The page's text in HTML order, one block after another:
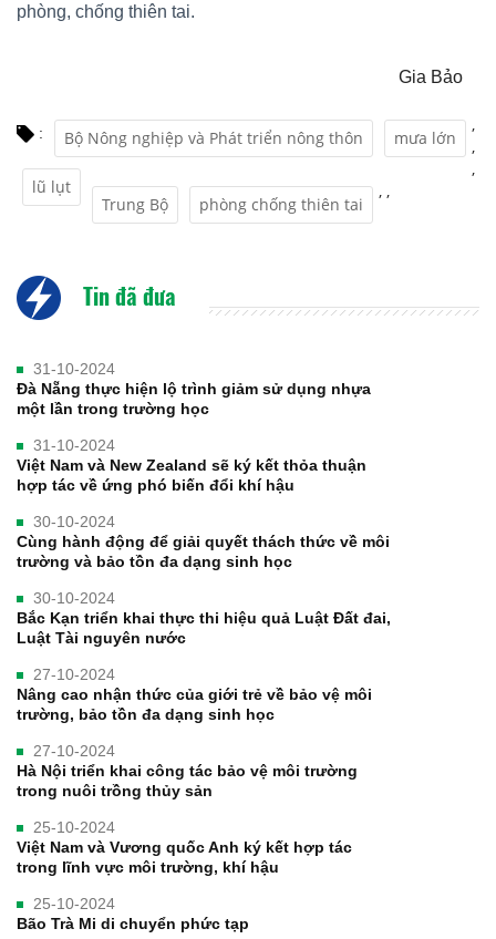
phòng, chống thiên tai.
Gia Bảo
: Bộ Nông nghiệp và Phát triển nông thôn
,
mưa lớn
,
lũ lụt
,
Trung Bộ
,
phòng chống thiên tai
,
Tin đã đưa
31-10-2024
Đà Nẵng thực hiện lộ trình giảm sử dụng nhựa
một lần trong trường học
31-10-2024
Việt Nam và New Zealand sẽ ký kết thỏa thuận
hợp tác về ứng phó biến đổi khí hậu
30-10-2024
Cùng hành động để giải quyết thách thức về môi
trường và bảo tồn đa dạng sinh học
30-10-2024
Bắc Kạn triển khai thực thi hiệu quả Luật Đất đai,
Luật Tài nguyên nước
27-10-2024
Nâng cao nhận thức của giới trẻ về bảo vệ môi
trường, bảo tồn đa dạng sinh học
27-10-2024
Hà Nội triển khai công tác bảo vệ môi trường
trong nuôi trồng thủy sản
25-10-2024
Việt Nam và Vương quốc Anh ký kết hợp tác
trong lĩnh vực môi trường, khí hậu
25-10-2024
Bão Trà Mi di chuyển phức tạp